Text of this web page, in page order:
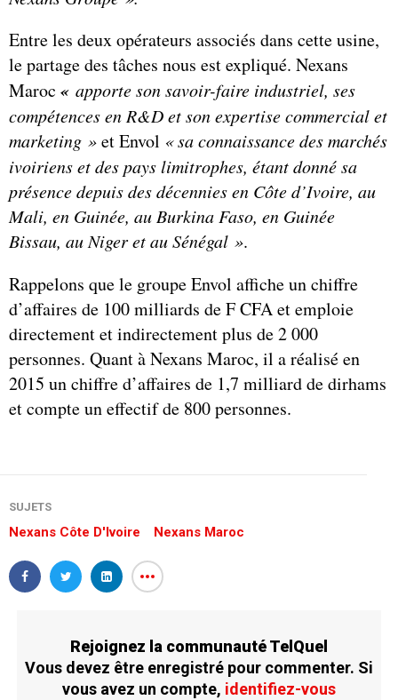
Entre les deux opérateurs associés dans cette usine,
le partage des tâches nous est expliqué. Nexans
Maroc « apporte son savoir-faire industriel, ses
compétences en R&D et son expertise commercial et
marketing »et Envol « sa connaissance des marchés
ivoiriens et des pays limitrophes, étant donné sa
présence depuis des décennies en Côte d’Ivoire, au
Mali, en Guinée, au Burkina Faso, en Guinée
Bissau, au Niger et au Sénégal ».
Rappelons que le groupe Envol affiche un chiffre
d’affaires de 100 milliards de F CFA et emploie
directement et indirectement plus de 2 000
personnes. Quant à Nexans Maroc, il a réalisé en
2015 un chiffre d’affaires de 1,7 milliard de dirhams
et compte un effectif de 800 personnes.
SUJETS
Nexans Côte D'Ivoire Nexans Maroc
Rejoignez la communauté TelQuel
Vous devez être enregistré pour commenter. Si
vous avez un compte, identifiez-vous